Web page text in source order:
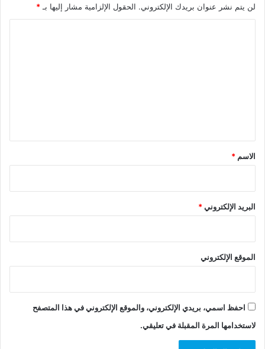
لن يتم نشر عنوان بريدك الإلكتروني. الحقول الإلزامية مشار إليها بـ *
*
الاسم *
البريد الإلكتروني*
الموقع الإلكتروني
احفظ اسمي، بريدي الإلكتروني، والموقع الإلكتروني في هذا المتصفح
لاستخدامها المرة المقبلة في تعليقي.